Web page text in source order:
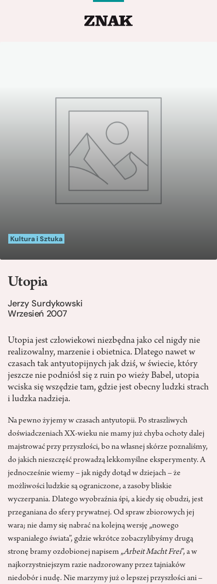
Kultura i Sztuka
Utopia
Jerzy Surdykowski
Wrzesień 2007
Utopia jest człowiekowi niezbędna jako cel nigdy nie
realizowalny, marzenie i obietnica. Dlatego nawet w
czasach tak antyutopijnych jak dziś, w świecie, który
jeszcze nie podniósł się z ruin po wieży Babel, utopia
wciska się wszędzie tam, gdzie jest obecny ludzki strach
i ludzka nadzieja.
Na pewno żyjemy w czasach antyutopii. Po straszliwych
doświadczeniach XX-wieku nie mamy już chyba ochoty dalej
majstrować przy przyszłości, bo na własnej skórze poznaliśmy,
do jakich nieszczęść prowadzą lekkomyślne eksperymenty. A
jednocześnie wiemy – jak nigdy dotąd w dziejach – że
możliwości ludzkie są ograniczone, a zasoby bliskie
wyczerpania. Dlatego wyobraźnia śpi, a kiedy się obudzi, jest
przeganiana do sfery prywatnej. Od spraw zbiorowych jej
wara; nie damy się nabrać na kolejną wersję „nowego
wspaniałego świata”, gdzie wkrótce zobaczylibyśmy drugą
stronę bramy ozdobionej napisem „Arbeit Macht Frei”, a w
najkorzystniejszym razie nadzorowany przez tajniaków
niedobór i nudę. Nie marzymy już o lepszej przyszłości ani –